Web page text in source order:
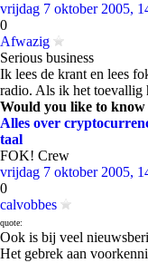
vrijdag 7 oktober 2005,
0
Afwazig
Serious business
Ik lees de krant en lees
radio. Als ik het toevallig
Would you like to know
Alles over
taal
FOK! Crew
vrijdag 7 oktober 2005,
0
calvobbes
quote:
Ook is bij veel
Het gebrek aan